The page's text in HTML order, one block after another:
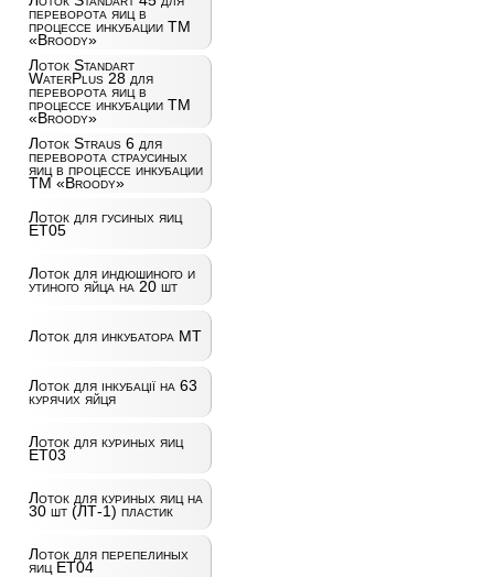
переворота яиц в
процессе инкубации ТМ
«Broody»
Лоток Standart
WaterPlus 28 для
переворота яиц в
процессе инкубации ТМ
«Broody»
Лоток Straus 6 для
переворота страусиных
яиц в процессе инкубации
ТМ «Broody»
Лоток для гусиных яиц
ET05
Лоток для индюшиного и
утиного яйца на 20 шт
Лоток для инкубатора MT
Лоток для інкубації на 63
курячих яйця
Лоток для куриных яиц
ET03
Лоток для куриных яиц на
30 шт (ЛТ-1) пластик
Лоток для перепелиных
яиц ET04